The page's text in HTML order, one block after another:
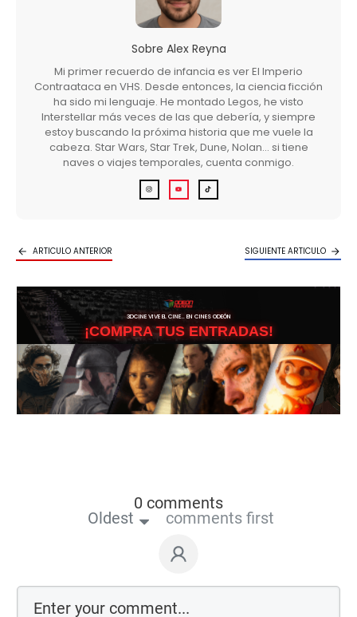
Sobre Alex Reyna
Mi primer recuerdo de infancia es ver El Imperio
Contraataca en VHS. Desde entonces, la ciencia ficción
ha sido mi lenguaje. He montado Legos, he visto
Interstellar más veces de las que debería, y siempre
estoy buscando la próxima historia que me vuele la
cabeza. Star Wars, Star Trek, Dune, Nolan… si tiene
naves o viajes temporales, cuenta conmigo.
ARTICULO ANTERIOR SIGUIENTE ARTICULO
3DCINE VIVE EL CINE… EN CINES ODEÓN
¡COMPRA TUS ENTRADAS!
0 comments
Oldest comments first